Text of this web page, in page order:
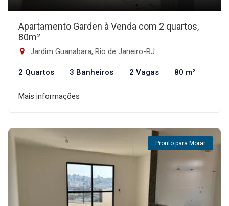
Apartamento Garden à Venda com 2 quartos,
80m²
Jardim Guanabara, Rio de Janeiro-RJ
2 Quartos 3 Banheiros 2 Vagas 80 m²
Mais informações
Pronto para Morar